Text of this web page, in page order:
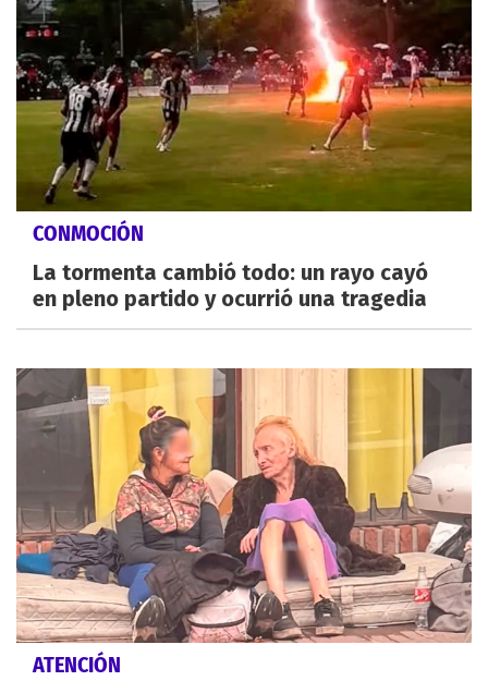
CONMOCIÓN
La tormenta cambió todo: un rayo cayó
en pleno partido y ocurrió una tragedia
ATENCIÓN